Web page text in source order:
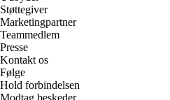
Støttegiver
Marketingpartner
Teammedlem
Presse
Kontakt os
Følge
Hold forbindelsen
Modtag beskeder